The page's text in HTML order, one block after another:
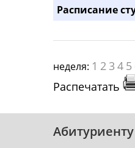
Расписание
неделя: 1 2 3 4 5
Распечатать
Абитуриенту